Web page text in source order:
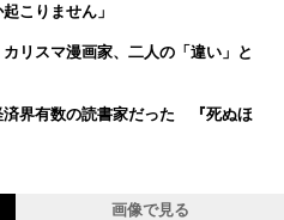
こりません」
リスマ漫画家、二人の「違い」と
済界有数の読書家だった 『死ぬほ
画像で見る